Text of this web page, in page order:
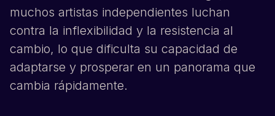
muchos artistas independientes luchan
contra la inflexibilidad y la resistencia al
cambio, lo que dificulta su capacidad de
adaptarse y prosperar en un panorama que
cambia rápidamente.